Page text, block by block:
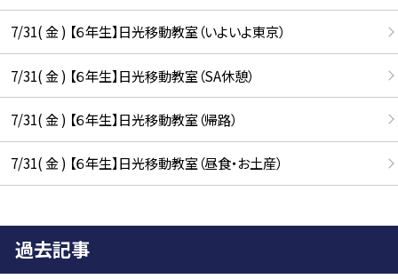
7/31( 金 ) 【６年生】日光移動教室（いよいよ東京）
7/31( 金 ) 【６年生】日光移動教室（SA休憩）
7/31( 金 ) 【６年生】日光移動教室（帰路）
7/31( 金 ) 【６年生】日光移動教室（昼食・お土産）
過去記事